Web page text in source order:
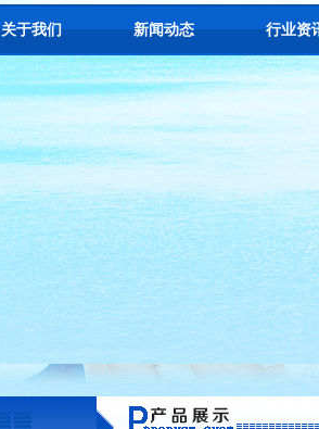
关于我们 新闻动态 行业资